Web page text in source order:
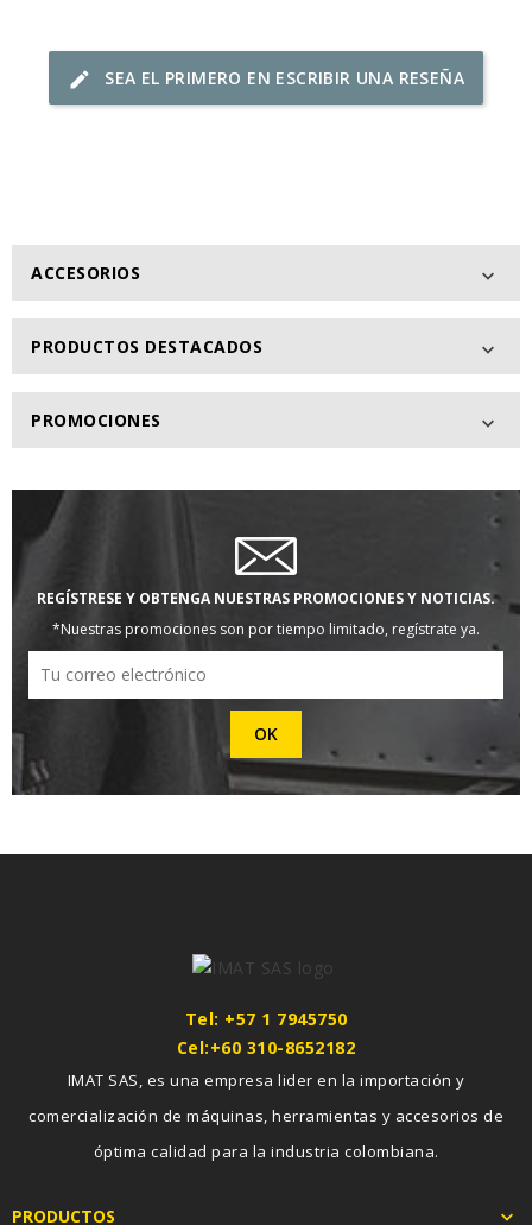
edit SEA EL PRIMERO EN ESCRIBIR UNA RESEÑA
ACCESORIOS 
PRODUCTOS DESTACADOS 
PROMOCIONES 
REGÍSTRESE Y OBTENGA NUESTRAS PROMOCIONES Y NOTICIAS.
*Nuestras promociones son por tiempo limitado, regístrate ya.
Tel: +57 1 7945750
Cel:+60 310-8652182
IMAT SAS, es una empresa lider en la importación y
comercialización de máquinas, herramientas y accesorios de
óptima calidad para la industria colombiana.
PRODUCTOS 